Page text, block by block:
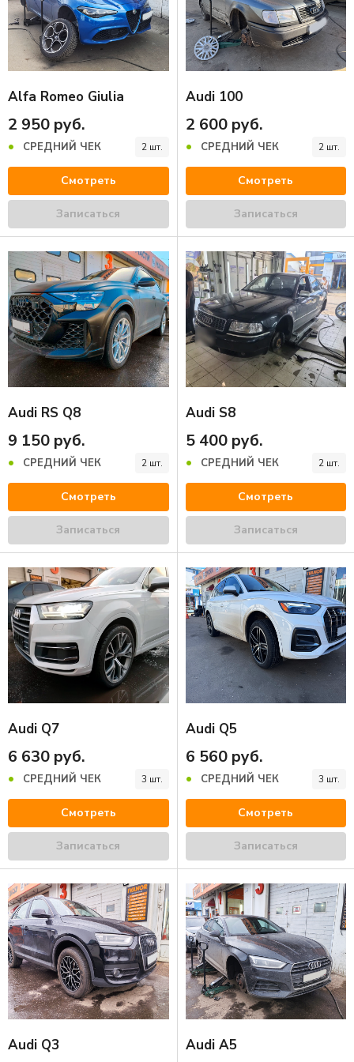
Alfa Romeo Giulia
2 950 руб.
2 шт.
СРЕДНИЙ ЧЕК
Смотреть
Записаться
Audi 100
2 600 руб.
2 шт.
СРЕДНИЙ ЧЕК
Смотреть
Записаться
Audi RS Q8
9 150 руб.
2 шт.
СРЕДНИЙ ЧЕК
Смотреть
Записаться
Audi S8
5 400 руб.
2 шт.
СРЕДНИЙ ЧЕК
Смотреть
Записаться
Audi Q7
6 630 руб.
3 шт.
СРЕДНИЙ ЧЕК
Смотреть
Записаться
Audi Q5
6 560 руб.
3 шт.
СРЕДНИЙ ЧЕК
Смотреть
Записаться
Audi Q3 Audi A5